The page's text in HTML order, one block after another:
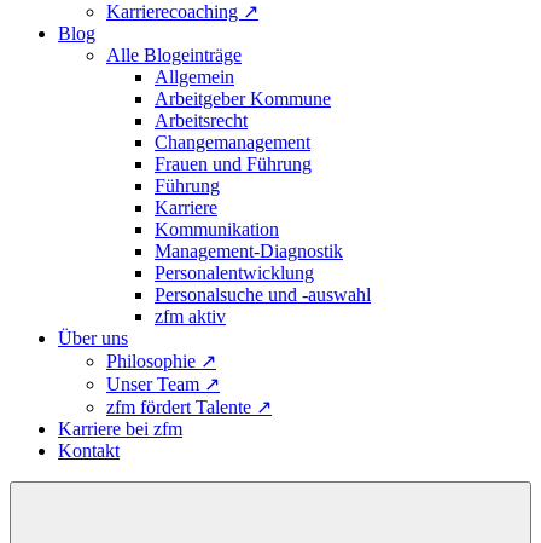
Karrierecoaching ↗
Blog
Alle Blogeinträge
Allgemein
Arbeitgeber Kommune
Arbeitsrecht
Changemanagement
Frauen und Führung
Führung
Karriere
Kommunikation
Management-Diagnostik
Personalentwicklung
Personalsuche und -auswahl
zfm aktiv
Über uns
Philosophie ↗
Unser Team ↗
zfm fördert Talente ↗
Karriere bei zfm
Kontakt